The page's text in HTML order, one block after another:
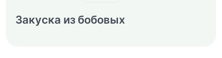
Закуска из бобовых